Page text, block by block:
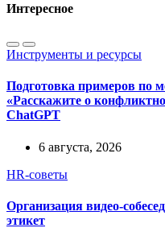
Интересное
Инструменты и ресурсы
Подготовка примеров по
«Расскажите о
ChatGPT
6 августа, 2026
HR-советы
Организация видео-
этикет